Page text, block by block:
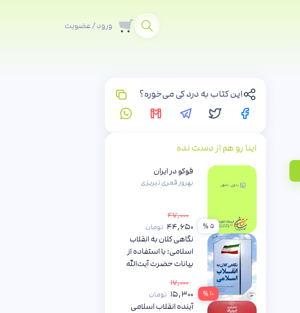
ورود / عضویت
این کتاب به درد کی می‌خوره؟
اینا رو هم از دست نده
۵ %
فوکو در ایران
بهروز قمری تبریزی
۴۷,۰۰۰
۴۴,۶۵۰ تومان
۱۰ %
نگاهی کلان به انقلاب
اسلامی: با استفاده از
بیانات حضرت آیت‌الله
استان فارس
سید علی حسینی خامنه ای
۱۷,۰۰۰
۱۵,۳۰۰ تومان
آینده انقلاب اسلامی